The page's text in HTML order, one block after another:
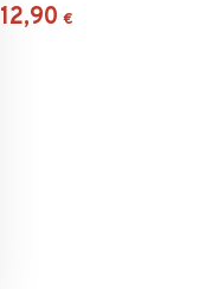
12,90 €